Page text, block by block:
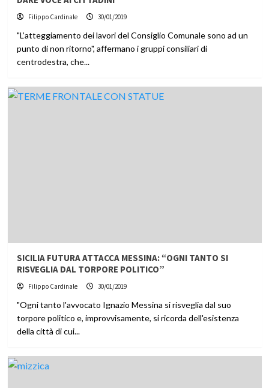
Filippo Cardinale 30/01/2019
"L’atteggiamento dei lavori del Consiglio Comunale sono ad un
punto di non ritorno", affermano i gruppi consiliari di
centrodestra, che...
SICILIA FUTURA ATTACCA MESSINA: “OGNI TANTO SI
RISVEGLIA DAL TORPORE POLITICO”
Filippo Cardinale 30/01/2019
"Ogni tanto l'avvocato Ignazio Messina si risveglia dal suo
torpore politico e, improvvisamente, si ricorda dell'esistenza
della città di cui...